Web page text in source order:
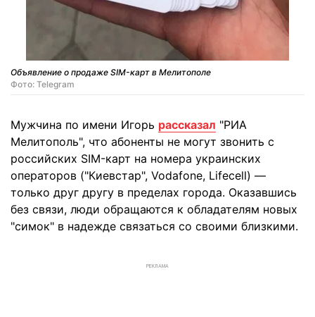
Объявление о продаже SIM-карт в Мелитополе
Фото: Telegram
Мужчина по имени Игорь рассказал "РИА
Мелитополь", что абоненты не могут звонить с
российских SIM-карт на номера украинских
операторов ("Киевстар", Vodafone, Lifecell) —
только друг другу в пределах города. Оказавшись
без связи, люди обращаются к обладателям новых
"симок" в надежде связаться со своими близкими.
РЕКЛАМА